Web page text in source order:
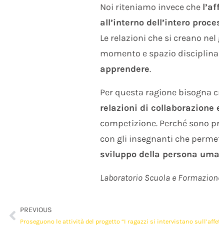
Noi riteniamo invece che
all’interno dell’intero
Le relazioni che si creano
momento e spazio
apprendere.
Per questa ragione bisogna
relazioni di collaborazione
competizione. Perché sono
con gli insegnanti che
sviluppo della persona
Laboratorio Scuola e
PREVIOUS